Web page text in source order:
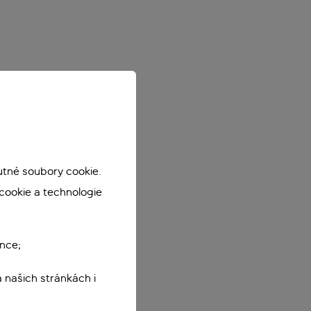
soubory cookie.
a technologie
našich stránkách i